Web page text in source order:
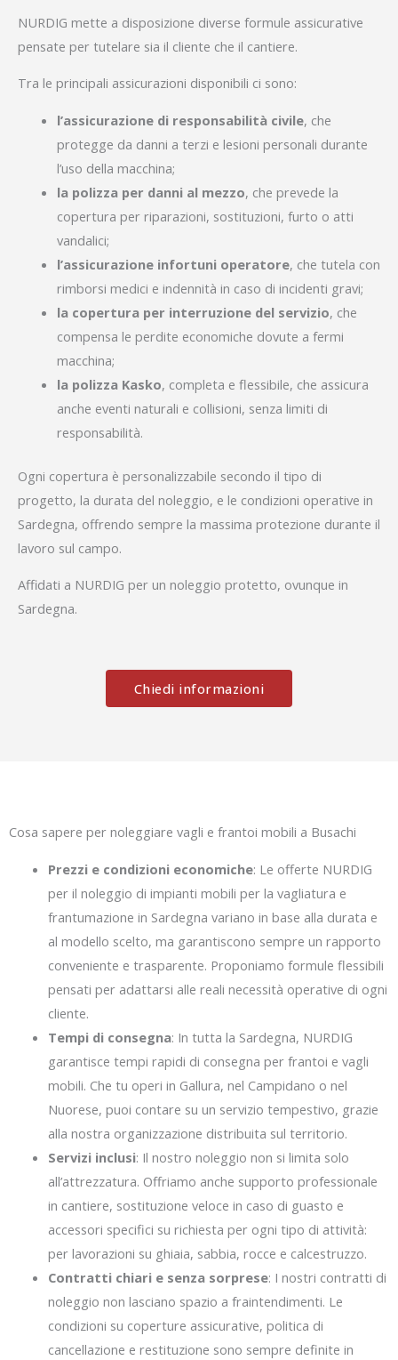
NURDIG mette a disposizione diverse formule assicurative
pensate per tutelare sia il cliente che il cantiere.
Tra le principali assicurazioni disponibili ci sono:
l’assicurazione di responsabilità civile, che
protegge da danni a terzi e lesioni personali durante
l’uso della macchina;
la polizza per danni al mezzo, che prevede la
copertura per riparazioni, sostituzioni, furto o atti
vandalici;
l’assicurazione infortuni operatore, che tutela con
rimborsi medici e indennità in caso di incidenti gravi;
la copertura per interruzione del servizio, che
compensa le perdite economiche dovute a fermi
macchina;
la polizza Kasko, completa e flessibile, che assicura
anche eventi naturali e collisioni, senza limiti di
responsabilità.
Ogni copertura è personalizzabile secondo il tipo di
progetto, la durata del noleggio, e le condizioni operative in
Sardegna, offrendo sempre la massima protezione durante il
lavoro sul campo.
Affidati a NURDIG per un noleggio protetto, ovunque in
Sardegna.
Chiedi informazioni
Cosa sapere per noleggiare vagli e frantoi mobili a Busachi
Prezzi e condizioni economiche: Le offerte NURDIG
per il noleggio di impianti mobili per la vagliatura e
frantumazione in Sardegna variano in base alla durata e
al modello scelto, ma garantiscono sempre un rapporto
conveniente e trasparente. Proponiamo formule flessibili
pensati per adattarsi alle reali necessità operative di ogni
cliente.
Tempi di consegna: In tutta la Sardegna, NURDIG
garantisce tempi rapidi di consegna per frantoi e vagli
mobili. Che tu operi in Gallura, nel Campidano o nel
Nuorese, puoi contare su un servizio tempestivo, grazie
alla nostra organizzazione distribuita sul territorio.
Servizi inclusi: Il nostro noleggio non si limita solo
all’attrezzatura. Offriamo anche supporto professionale
in cantiere, sostituzione veloce in caso di guasto e
accessori specifici su richiesta per ogni tipo di attività:
per lavorazioni su ghiaia, sabbia, rocce e calcestruzzo.
Contratti chiari e senza sorprese: I nostri contratti di
noleggio non lasciano spazio a fraintendimenti. Le
condizioni su coperture assicurative, politica di
cancellazione e restituzione sono sempre definite in